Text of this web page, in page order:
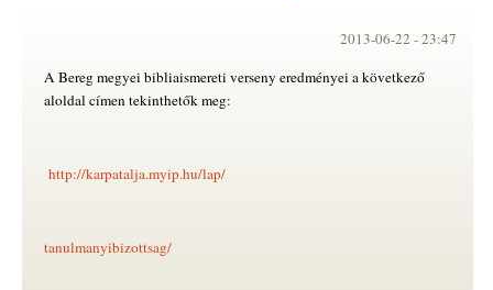
2013-06-22 -23:47
A Bereg megyei bibliaismereti verseny eredményei a következő
aloldal címen tekinthetők meg:
http://karpatalja.myip.hu/lap/
tanulmanyibizottsag/